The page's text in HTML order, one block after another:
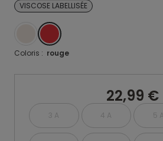
VISCOSE LABELLISÉE
BLANCROUGE
Coloris : rouge
22,99 €
3 A 4 A 5 A